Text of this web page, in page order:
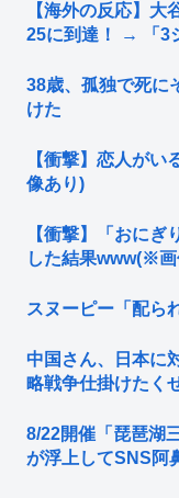
【海外の反応】
25に到達！ → 「3
38歳、孤独で死に
けた
【衝撃】恋人が
像あり)
【衝撃】「おに
した結果www(※
スヌーピー「配ら
中国さん、日本に
略戦争仕掛けたく
8/22開催「琵琶湖
が浮上してSNS阿